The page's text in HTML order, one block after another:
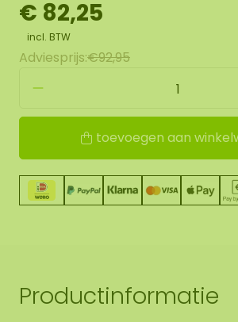
€ 82,25
incl. BTW
Adviesprijs:€92,95
toevoegen aan
Productinformatie